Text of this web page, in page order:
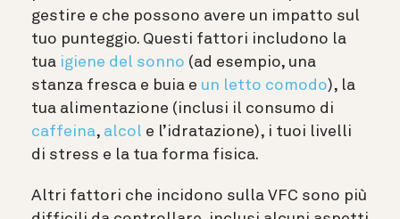
gestire e che possono avere un impatto sul
tuo punteggio. Questi fattori includono la
tua igiene del sonno (ad esempio, una
stanza fresca e buia e un letto comodo), la
tua alimentazione (inclusi il consumo di
caffeina, alcol e l’idratazione), i tuoi livelli
di stress e la tua forma fisica.
Altri fattori che incidono sulla VFC sono più